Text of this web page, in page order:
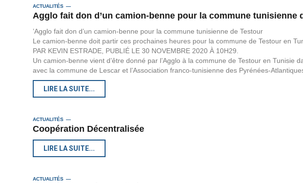
ACTUALITÉS
Agglo fait don d’un camion-benne pour la commune tunisienne
’Agglo fait don d’un camion-benne pour la commune tunisienne de Testour
Le camion-benne doit partir ces prochaines heures pour la commune de Testour en
PAR KEVIN ESTRADE, PUBLIÉ LE 30 NOVEMBRE 2020 À 10H29.
Un camion-benne vient d’être donné par l’Agglo à la commune de Testour en Tunisie
avec la commune de Lescar et l’Association franco-tunisienne des Pyrénées-
LIRE LA SUITE...
ACTUALITÉS
Coopération Décentralisée
LIRE LA SUITE...
ACTUALITÉS